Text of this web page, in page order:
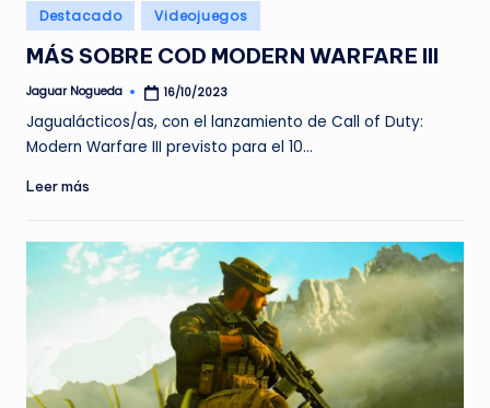
Publicado
en
Destacado Videojuegos
MÁS SOBRE COD MODERN WARFARE III
Publicado
Jaguar Nogueda 16/10/2023
Jagualácticos/as, con el lanzamiento de Call of Duty:
Modern Warfare III previsto para el 10…
Leer más